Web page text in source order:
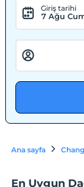
Giriş tarihi
7 Ağu
Ana sayfa
En Uygun